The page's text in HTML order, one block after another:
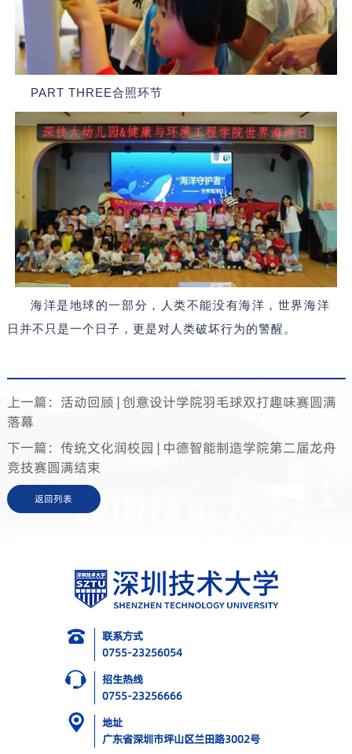
PART THREE合照环节
海洋是地球的一部分，人类不能没有海洋，世界海洋
日并不只是一个日子，更是对人类破坏行为的警醒。
上一篇：活动回顾 | 创意设计学院羽毛球双打趣味赛圆满
落幕
下一篇：传统文化润校园 | 中德智能制造学院第二届龙舟
竞技赛圆满结束
返回列表
联系方式
0755-23256054
招生热线
0755-23256666
地址
广东省深圳市坪山区兰田路3002号